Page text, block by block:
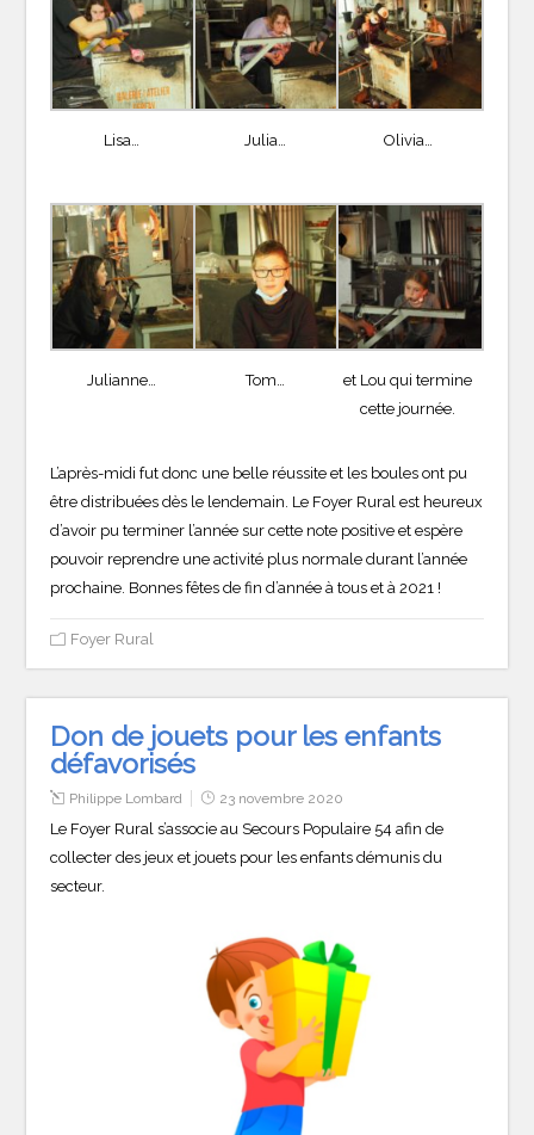
Lisa… Julia… Olivia…
Julianne… Tom…
et Lou qui termine
cette journée.
L’après-midi fut donc une belle réussite et les boules ont pu
être distribuées dès le lendemain. Le Foyer Rural est heureux
d’avoir pu terminer l’année sur cette note positive et espère
pouvoir reprendre une activité plus normale durant l’année
prochaine. Bonnes fêtes de fin d’année à tous et à 2021 !
Foyer Rural
Don de jouets pour les enfants
défavorisés
Philippe Lombard 23 novembre 2020
Le Foyer Rural s’associe au Secours Populaire 54 afin de
collecter des jeux et jouets pour les enfants démunis du
secteur.